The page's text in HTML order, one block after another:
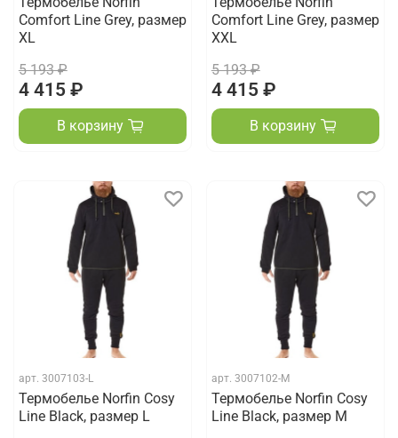
Comfort Line Grey, размер
XL
5 193 ₽
4 415 ₽
В корзину
Comfort Line Grey, размер
XXL
5 193 ₽
4 415 ₽
В корзину
арт. 3007103-L
Термобелье Norfin Cosy
Line Black, размер L
арт. 3007102-M
Термобелье Norfin Cosy
Line Black, размер M